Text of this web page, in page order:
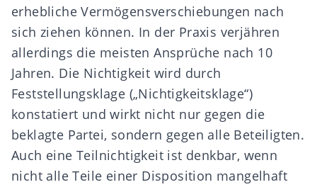
erhebliche Vermögensverschiebungen nach
sich ziehen können. In der Praxis verjähren
allerdings die meisten Ansprüche nach 10
Jahren. Die Nichtigkeit wird durch
Feststellungsklage („Nichtigkeitsklage“)
konstatiert und wirkt nicht nur gegen die
beklagte Partei, sondern gegen alle Beteiligten.
Auch eine Teilnichtigkeit ist denkbar, wenn
nicht alle Teile einer Disposition mangelhaft